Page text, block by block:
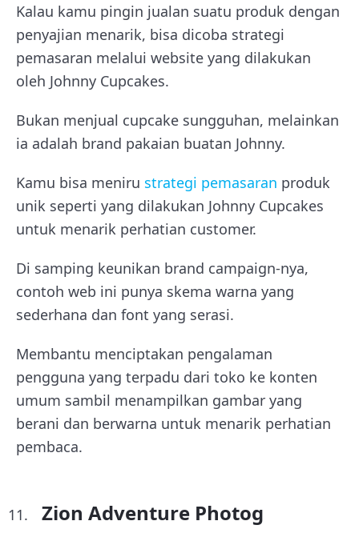
Kalau kamu pingin jualan suatu produk dengan
penyajian menarik, bisa dicoba strategi
pemasaran melalui website yang dilakukan
oleh Johnny Cupcakes.
Bukan menjual cupcake sungguhan, melainkan
ia adalah brand pakaian buatan Johnny.
Kamu bisa meniru strategi pemasaran produk
unik seperti yang dilakukan Johnny Cupcakes
untuk menarik perhatian customer.
Di samping keunikan brand campaign-nya,
contoh web ini punya skema warna yang
sederhana dan font yang serasi.
Membantu menciptakan pengalaman
pengguna yang terpadu dari toko ke konten
umum sambil menampilkan gambar yang
berani dan berwarna untuk menarik perhatian
pembaca.
Zion Adventure Photog